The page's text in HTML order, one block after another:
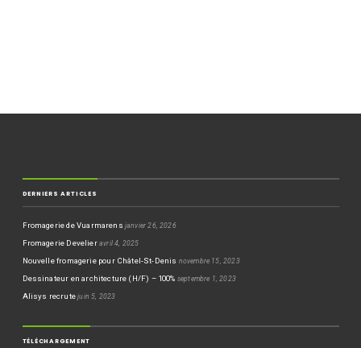
DERNIERS ARTICLES
Fromagerie de Vuarmarens janvier 26, 2026
Fromagerie Develier avril 4, 2025
Nouvelle fromagerie pour Châtel-St-Denis novembre 15, 2023
Dessinateur en architecture (H/F) – 100% septembre 1, 2023
Alisys recrute juin 5, 2023
TÉLÉCHARGEMENT